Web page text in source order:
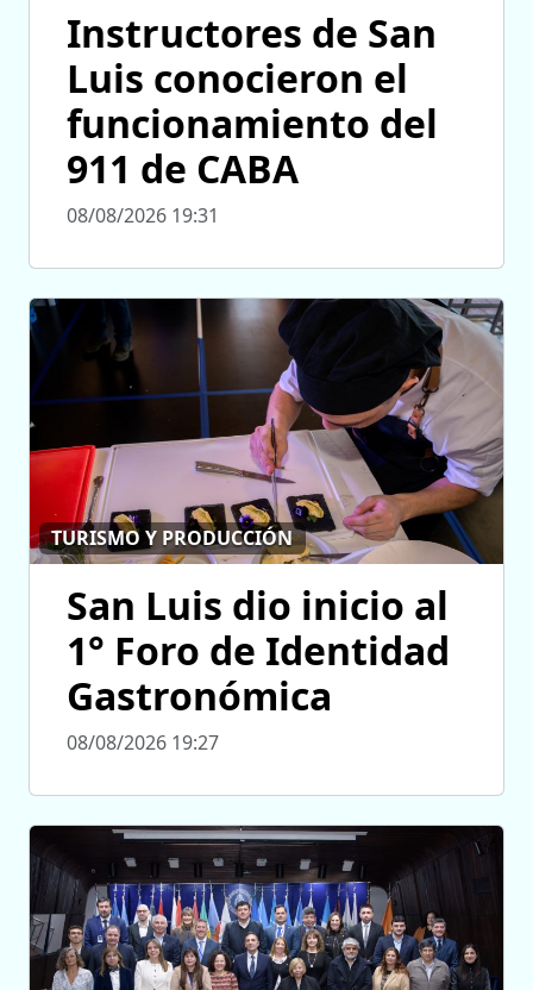
Instructores de San
Luis conocieron el
funcionamiento del
911 de CABA
08/08/2026 19:31
TURISMO Y PRODUCCIÓN
San Luis dio inicio al
1° Foro de Identidad
Gastronómica
08/08/2026 19:27